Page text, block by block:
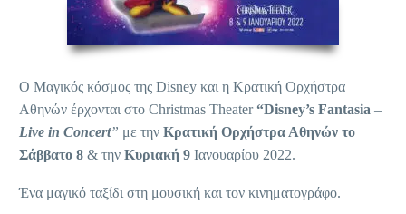
Ο Μαγικός κόσμος της Disney και η Κρατική Ορχήστρα
Αθηνών έρχονται στο Christmas Theater“Disney’s Fantasia –
Live in Concert” με την Κρατική Ορχήστρα Αθηνών το
Σάββατο 8 & την Κυριακή 9 Ιανουαρίου 2022.
Ένα μαγικό ταξίδι στη μουσική και τον κινηματογράφο.